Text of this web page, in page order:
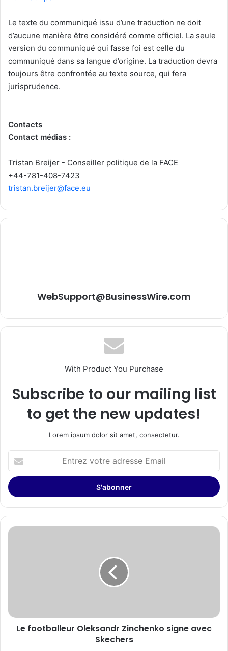
Le texte du communiqué issu d’une traduction ne doit
d’aucune manière être considéré comme officiel. La seule
version du communiqué qui fasse foi est celle du
communiqué dans sa langue d’origine. La traduction devra
toujours être confrontée au texte source, qui fera
jurisprudence.
Contacts
Contact médias :
Tristan Breijer - Conseiller politique de la FACE
+44-781-408-7423
tristan.breijer@face.eu
WebSupport@BusinessWire.com
With Product You Purchase
Subscribe to our mailing list
to get the new updates!
Lorem ipsum dolor sit amet, consectetur.
votre
adresse
Email
Le
Le footballeur Oleksandr Zinchenko signe avec
Skechers